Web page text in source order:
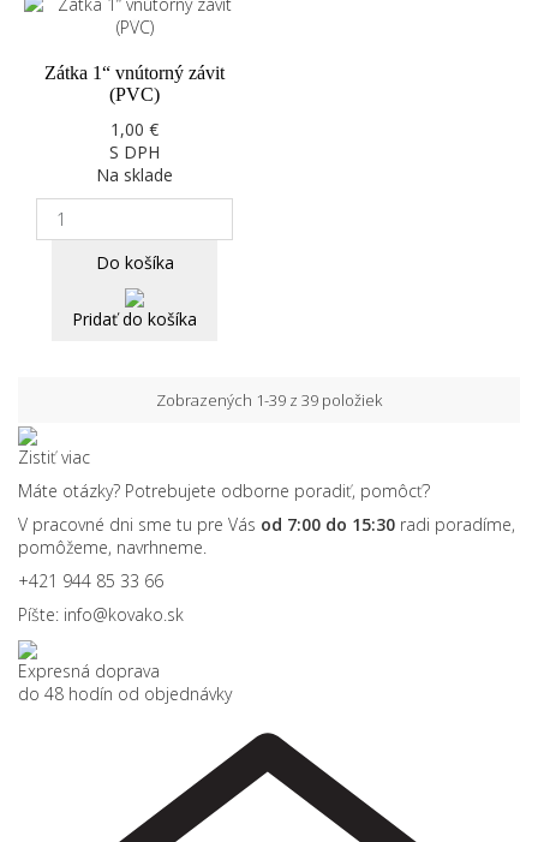
Zátka 1“ vnútorný závit
(PVC)
1,00 €
S DPH
Na sklade
Do košíka
Pridať do košíka
Zobrazených 1-39 z 39 položiek
Zistiť viac
Máte otázky? Potrebujete odborne poradiť, pomôcť?
V pracovné dni sme tu pre Vás od 7:00 do 15:30 radi poradíme,
pomôžeme, navrhneme.
+421 944 85 33 66
Píšte: info@kovako.sk
Expresná doprava
do 48 hodín od objednávky